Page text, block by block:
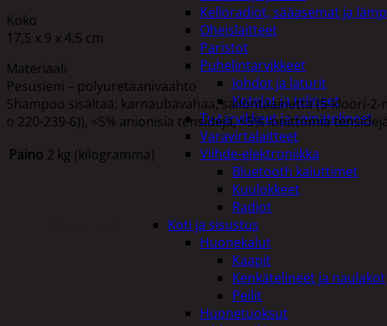
Kelloradiot, sääasemat ja
Oheislaitteet
Paristot
Puhelintarvikkeet
Johdot ja laturit
Kotelot ja telineet
Tv-tarvikkeet ja seinätelineet
Varavirtalaitteet
Viihde-elektroniikka
Bluetooth kaiuttimet
Kuulokkeet
Radiot
Koti ja sisustus
Huonekalut
Kaapit
Kenkätelineet ja naulakot
Peilit
Huonetuoksut
Koko
17,5 x 9 x 4,5 cm
Materiaali
Pesusieni – polyuretaanivaahto
Shampoo sisältää: karnaubavahaa, säilöntäainetta (5-kloori-
o 220-239-6)), <5% anionisia tensidejä, <5% ionittomia
Paino 2 kg (kilogramma)